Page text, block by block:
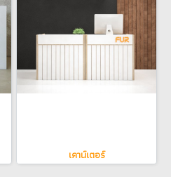
เคาน์เตอร์